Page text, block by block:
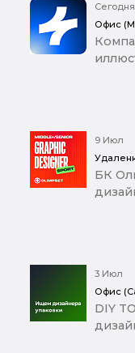
Сегодня
Офис
9 Июл
БК
3 Июл
Офис
DIY